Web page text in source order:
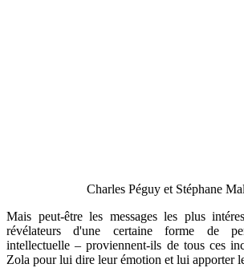
Charles Péguy et Stéphane
Mais peut-être les messages les plus
révélateurs d'une certaine forme de
intellectuelle – proviennent-ils de tous ces
Zola pour lui dire leur émotion et lui apporter